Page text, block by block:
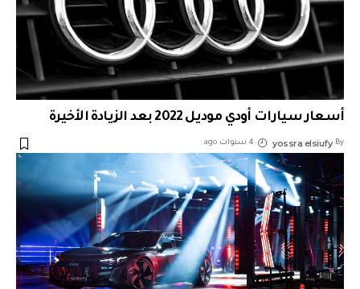
أسعار سيارات أودي موديل 2022 بعد الزيادة الأخيرة
By
yossra elsiufy 4 سنوات ago